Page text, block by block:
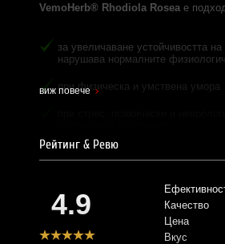
VemoHerb® Rhodiola Rosea е
за увеличаване устойчивостта
нарушава нормалните
при физическа и умствена умора
при временни смущения в
форма
при наличие на общи инфекции
Активна субстанция в една капсула:
виж повече
Рейтинг & Ревю
4.9
Качество
Цена
Вкус